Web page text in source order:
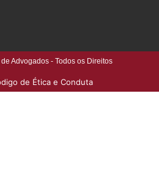
Advogados - Todos os Direitos
de Ética e Conduta